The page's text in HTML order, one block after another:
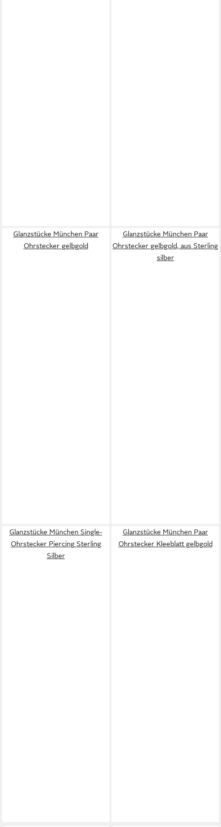
Glanzstücke München Paar
Ohrstecker gelbgold
Glanzstücke München Paar
Ohrstecker gelbgold, aus Sterling
silber
Glanzstücke München Single-
Ohrstecker Piercing Sterling
Silber
Glanzstücke München Paar
Ohrstecker Kleeblatt gelbgold